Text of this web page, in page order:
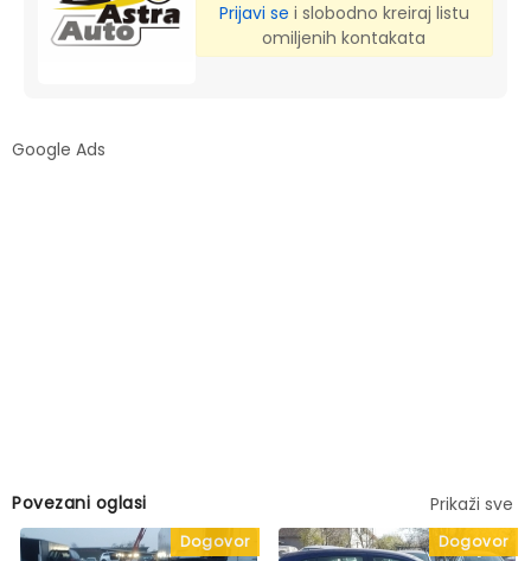
Prijavi se i slobodno kreiraj listu
omiljenih kontakata
Google Ads
Povezani oglasi Prikaži sve
Dogovor Dogovor